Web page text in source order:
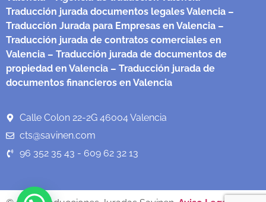
Traducción jurada documentos legales Valencia –
Traducción Jurada para Empresas en Valencia –
Traducción jurada de contratos comerciales en
Valencia – Traducción jurada de documentos de
propiedad en Valencia – Traducción jurada de
documentos financieros en Valencia
Calle Colon 22-2G 46004 Valencia
cts@savinen.com
96 352 35 43 - 609 62 32 13